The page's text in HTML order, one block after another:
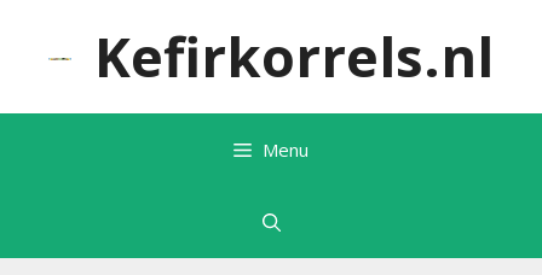
inhoud
Kefirkorrels.nl
Menu